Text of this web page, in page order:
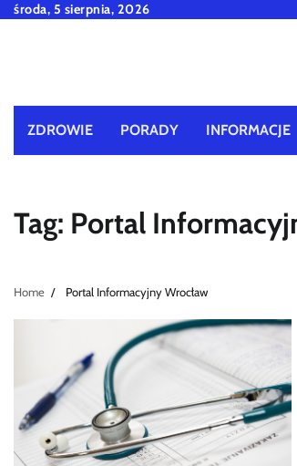
Skipśroda, 5 sierpnia, 2026
ZDROWIE PORADY INFORMACJE
Tag: Portal
Home Portal Informacyjny Wrocław